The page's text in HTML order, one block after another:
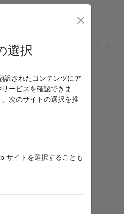
選択
訳されたコンテンツにア
ービスを確認できま
次のサイトの選択を推
サイトを選択することも